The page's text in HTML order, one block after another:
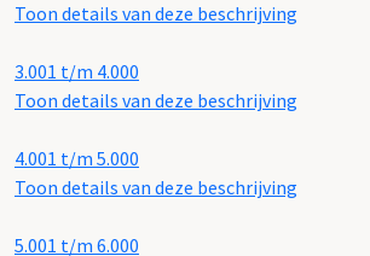
Toon details van deze beschrijving
3.001 t/m 4.000
Toon details van deze beschrijving
4.001 t/m 5.000
Toon details van deze beschrijving
5.001 t/m 6.000